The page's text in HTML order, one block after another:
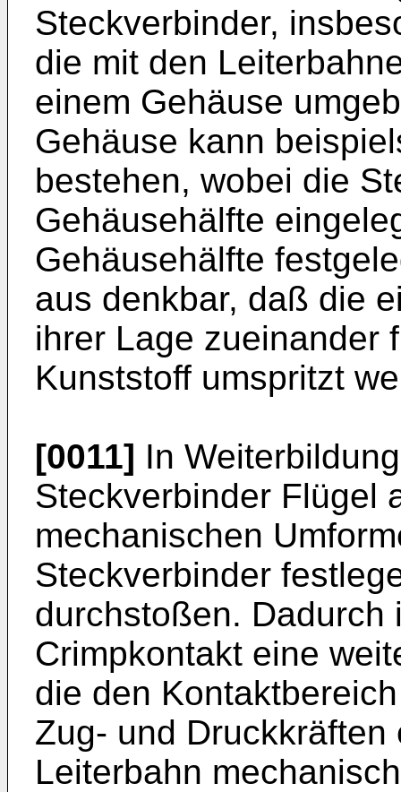
Steckverbinder,
die mit den
einem Gehäuse
Gehäuse kann
bestehen, wobei die
Gehäusehälfte
Gehäusehälfte
aus denkbar, daß die
ihrer Lage zueinander
Kunststoff umspritzt
[0011] In
Steckverbinder Flügel
mechanischen
Steckverbinder
durchstoßen. Dadurch
Crimpkontakt eine
die den
Zug- und
Leiterbahn